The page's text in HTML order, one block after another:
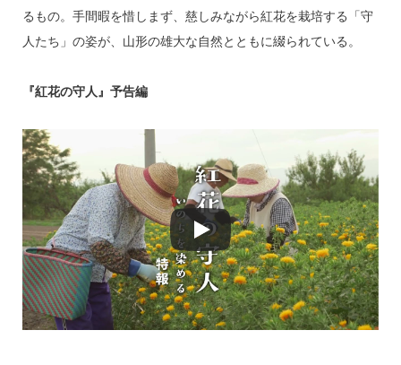
るもの。手間暇を惜しまず、慈しみながら紅花を栽培する「守
人たち」の姿が、山形の雄大な自然とともに綴られている。
『紅花の守人』予告編